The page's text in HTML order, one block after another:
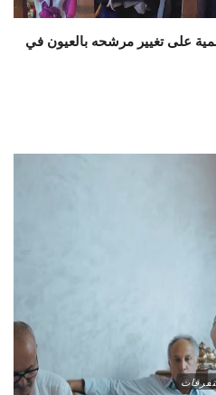
على تغيير مرشحه بالعيون في